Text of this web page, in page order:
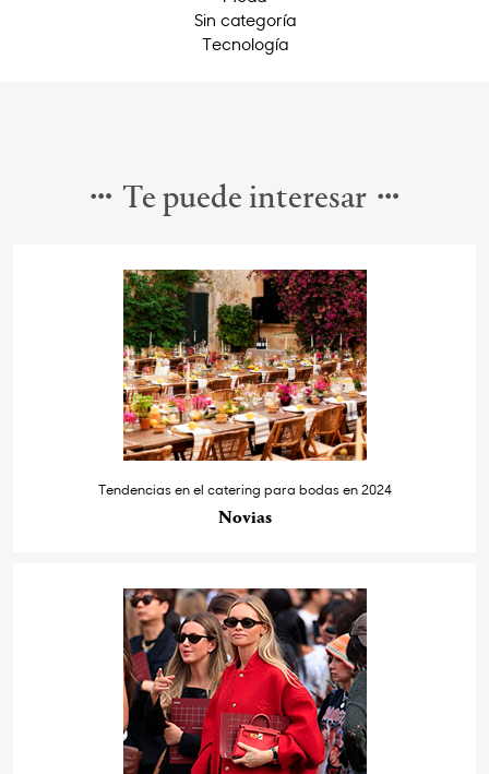
Sin categoría
Tecnología
Te puede interesar
Tendencias en el catering para bodas en 2024
Novias